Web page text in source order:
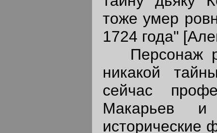
тоже умер
1724 года"
Персонаж
никакой
сейчас
Макарьев
исторические